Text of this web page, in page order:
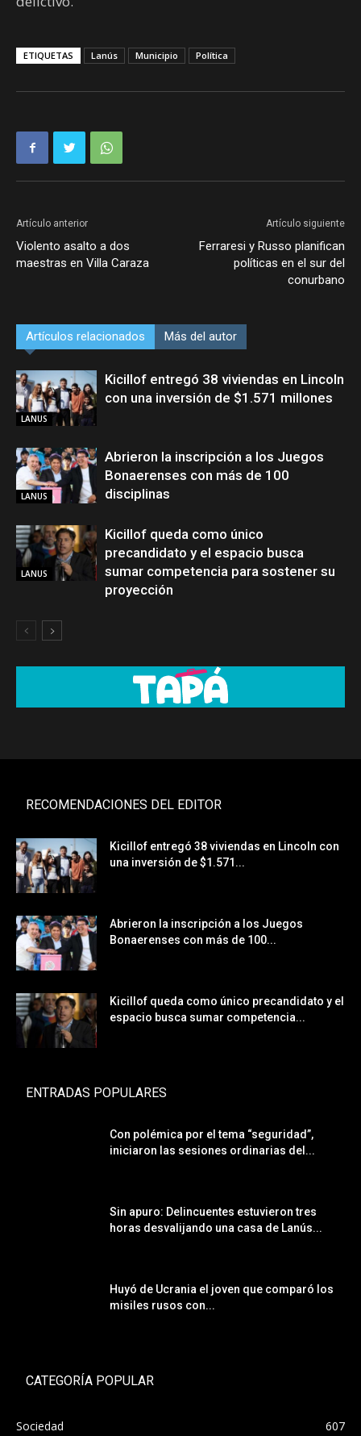
ETIQUETAS Lanús Municipio Política
Artículo anterior
Violento asalto a dos
maestras en Villa Caraza
Artículo siguiente
Ferraresi y Russo planifican
políticas en el sur del
conurbano
Artículos relacionados Más del autor
LANUS
Kicillof entregó 38 viviendas en Lincoln
con una inversión de $1.571 millones
LANUS
Abrieron la inscripción a los Juegos
Bonaerenses con más de 100
disciplinas
LANUS
Kicillof queda como único
precandidato y el espacio busca
sumar competencia para sostener su
proyección
RECOMENDACIONES DEL EDITOR
Kicillof entregó 38 viviendas en Lincoln con
una inversión de $1.571...
Abrieron la inscripción a los Juegos
Bonaerenses con más de 100...
Kicillof queda como único precandidato y el
espacio busca sumar competencia...
ENTRADAS POPULARES
Con polémica por el tema “seguridad”,
iniciaron las sesiones ordinarias del...
Sin apuro: Delincuentes estuvieron tres
horas desvalijando una casa de Lanús...
Huyó de Ucrania el joven que comparó los
misiles rusos con...
CATEGORÍA POPULAR
Sociedad
607